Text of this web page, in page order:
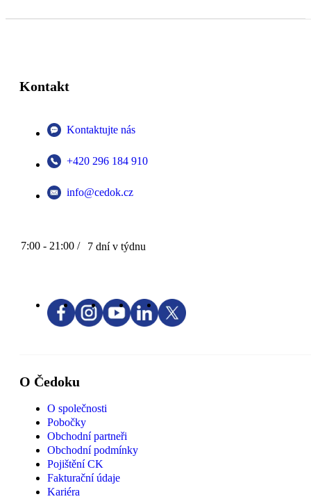
Kontakt
Kontaktujte nás
+420 296 184 910
info@cedok.cz
7:00 - 21:00 / 7 dní v týdnu
O Čedoku
O společnosti
Pobočky
Obchodní partneři
Obchodní podmínky
Pojištění CK
Fakturační údaje
Kariéra